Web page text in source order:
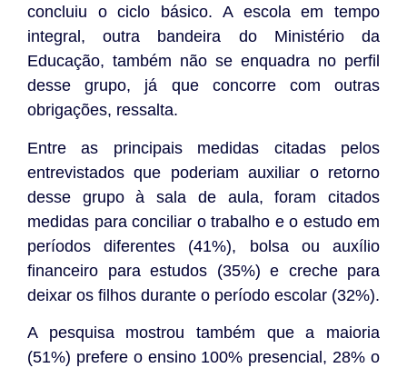
concluiu o ciclo básico. A escola em tempo
integral, outra bandeira do Ministério da
Educação, também não se enquadra no perfil
desse grupo, já que concorre com outras
obrigações, ressalta.
Entre as principais medidas citadas pelos
entrevistados que poderiam auxiliar o retorno
desse grupo à sala de aula, foram citados
medidas para conciliar o trabalho e o estudo em
períodos diferentes (41%), bolsa ou auxílio
financeiro para estudos (35%) e creche para
deixar os filhos durante o período escolar (32%).
A pesquisa mostrou também que a maioria
(51%) prefere o ensino 100% presencial, 28% o